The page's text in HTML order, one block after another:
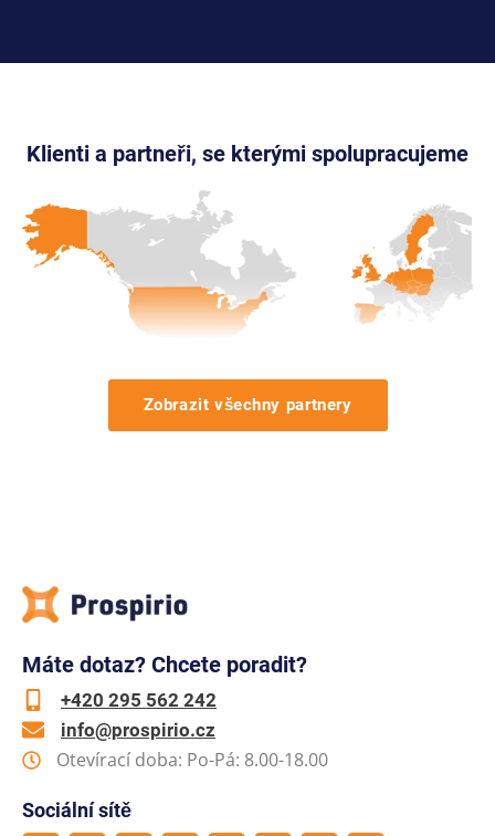
Klienti a partneři, se kterými spolupracujeme
Zobrazit všechny partnery
Máte dotaz? Chcete poradit?
+420 295 562 242
info@prospirio.cz
Otevírací doba: Po-Pá: 8.00-18.00
Sociální sítě